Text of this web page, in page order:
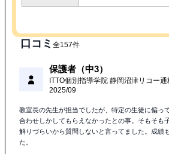
口コミ 全157件
保護者（中3）
ITTO個別指導学院 静岡沼津リコー通
2025/09
教室長の先生が担当でしたが、特定の生徒に偏っ
合わせしかしてもらえなかったとの事。そもそも
解りづらいから質問しないと言ってました。成績
た。